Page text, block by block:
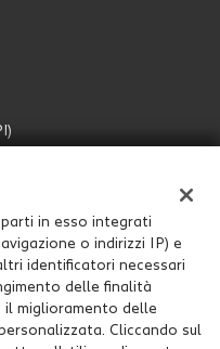
in esso integrati
o indirizzi IP) e
identificatori necessari
delle finalità
miglioramento delle
Cliccando sul